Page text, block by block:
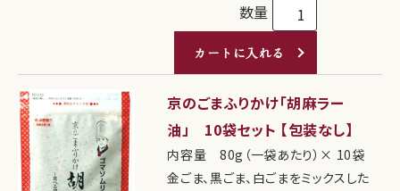
数量
カートに入れる
京のごまふりかけ「胡麻ラー
油」 10袋セット 【包装なし】
内容量 80g（一袋あたり）× 10袋
金ごま、黒ごま、白ごまをミックスした